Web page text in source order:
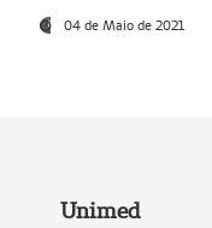
04 de Maio de 2021
Unimed